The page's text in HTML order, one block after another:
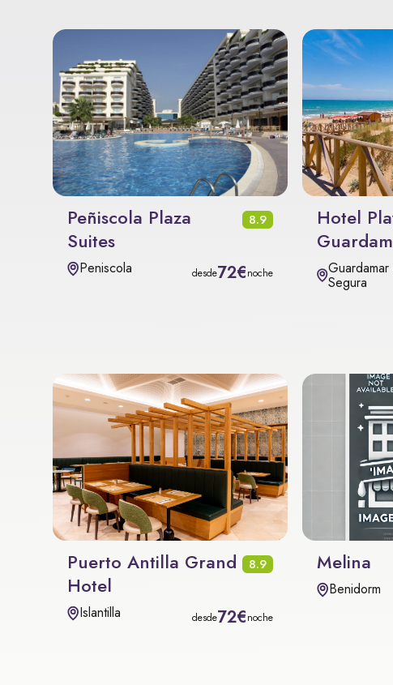
Peñiscola Plaza
Suites
8.9
Peniscola desde72€noche
Hotel
Segura
Puerto Antilla Grand
Hotel
8.9
Islantilla desde72€noche
Melina
Benidorm